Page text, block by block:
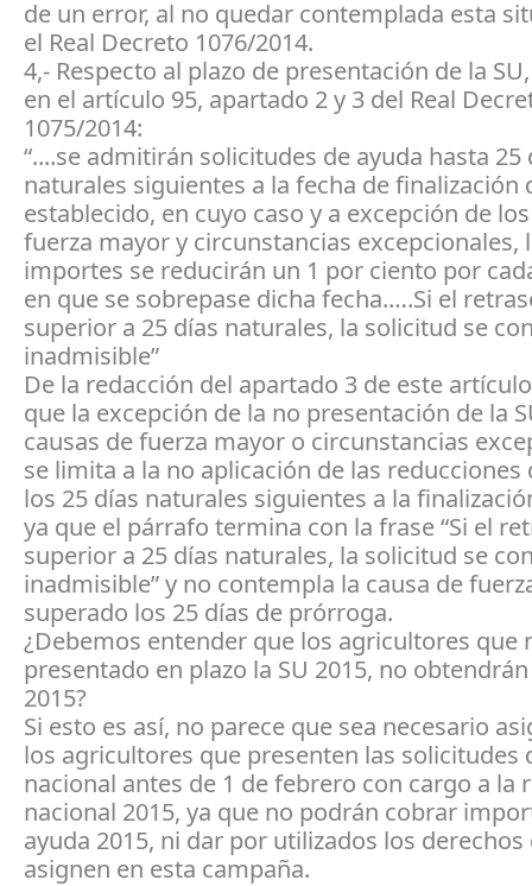
de un error, al no quedar contemplada esta
el Real Decreto 1076/2014.
4,- Respecto al plazo de presentación de la
en el artículo 95, apartado 2 y 3 del Real
1075/2014:
“....se admitirán solicitudes de ayuda hasta 25
naturales siguientes a la fecha de finalización
establecido, en cuyo caso y a excepción de
fuerza mayor y circunstancias excepcionales,
importes se reducirán un 1 por ciento por
en que se sobrepase dicha fecha.….Si el
superior a 25 días naturales, la solicitud se
inadmisible”
De la redacción del apartado 3 de este
que la excepción de la no presentación de la
causas de fuerza mayor o circunstancias
se limita a la no aplicación de las reducciones
los 25 días naturales siguientes a la
ya que el párrafo termina con la frase “Si el
superior a 25 días naturales, la solicitud se
inadmisible” y no contempla la causa de
superado los 25 días de prórroga.
¿Debemos entender que los agricultores que
presentado en plazo la SU 2015, no
2015?
Si esto es así, no parece que sea necesario
los agricultores que presenten las solicitudes
nacional antes de 1 de febrero con cargo a la
nacional 2015, ya que no podrán cobrar
ayuda 2015, ni dar por utilizados los derechos
asignen en esta campaña.